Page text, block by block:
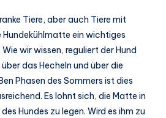
Tiere, aber auch Tiere mit
Hundekühlmatte ein wichtiges
wir wissen, reguliert der Hund
das Hecheln und über die
Phasen des Sommers ist dies
Es lohnt sich, die Matte in
Hundes zu legen. Wird es ihm zu